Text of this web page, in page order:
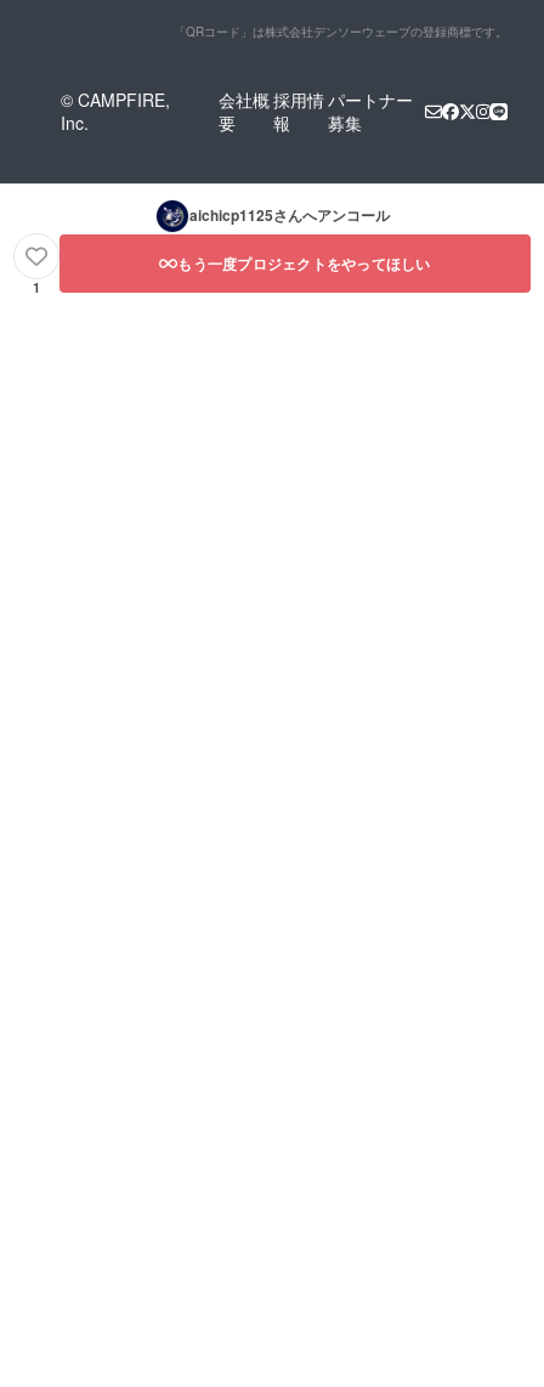
「QRコード」は株式会社デンソーウェーブの登録商標です。
© CAMPFIRE,
Inc.
会社概
要
採用情
報
パートナー
募集
aichicp1125さんへアンコール
1
もう一度プロジェクトをやってほしい